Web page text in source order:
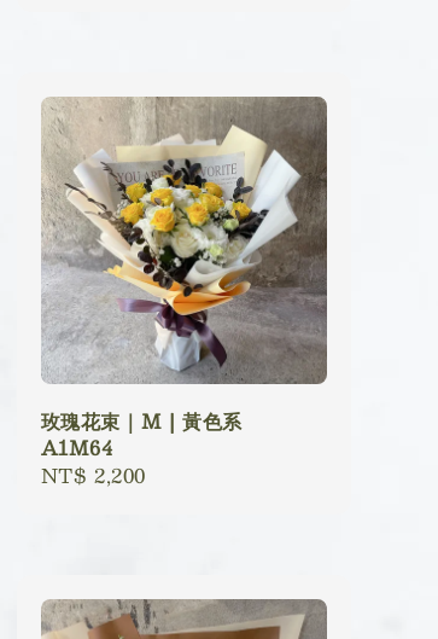
玫瑰花束｜M | 黃色系
A1M64
Regular
NT$ 2,200